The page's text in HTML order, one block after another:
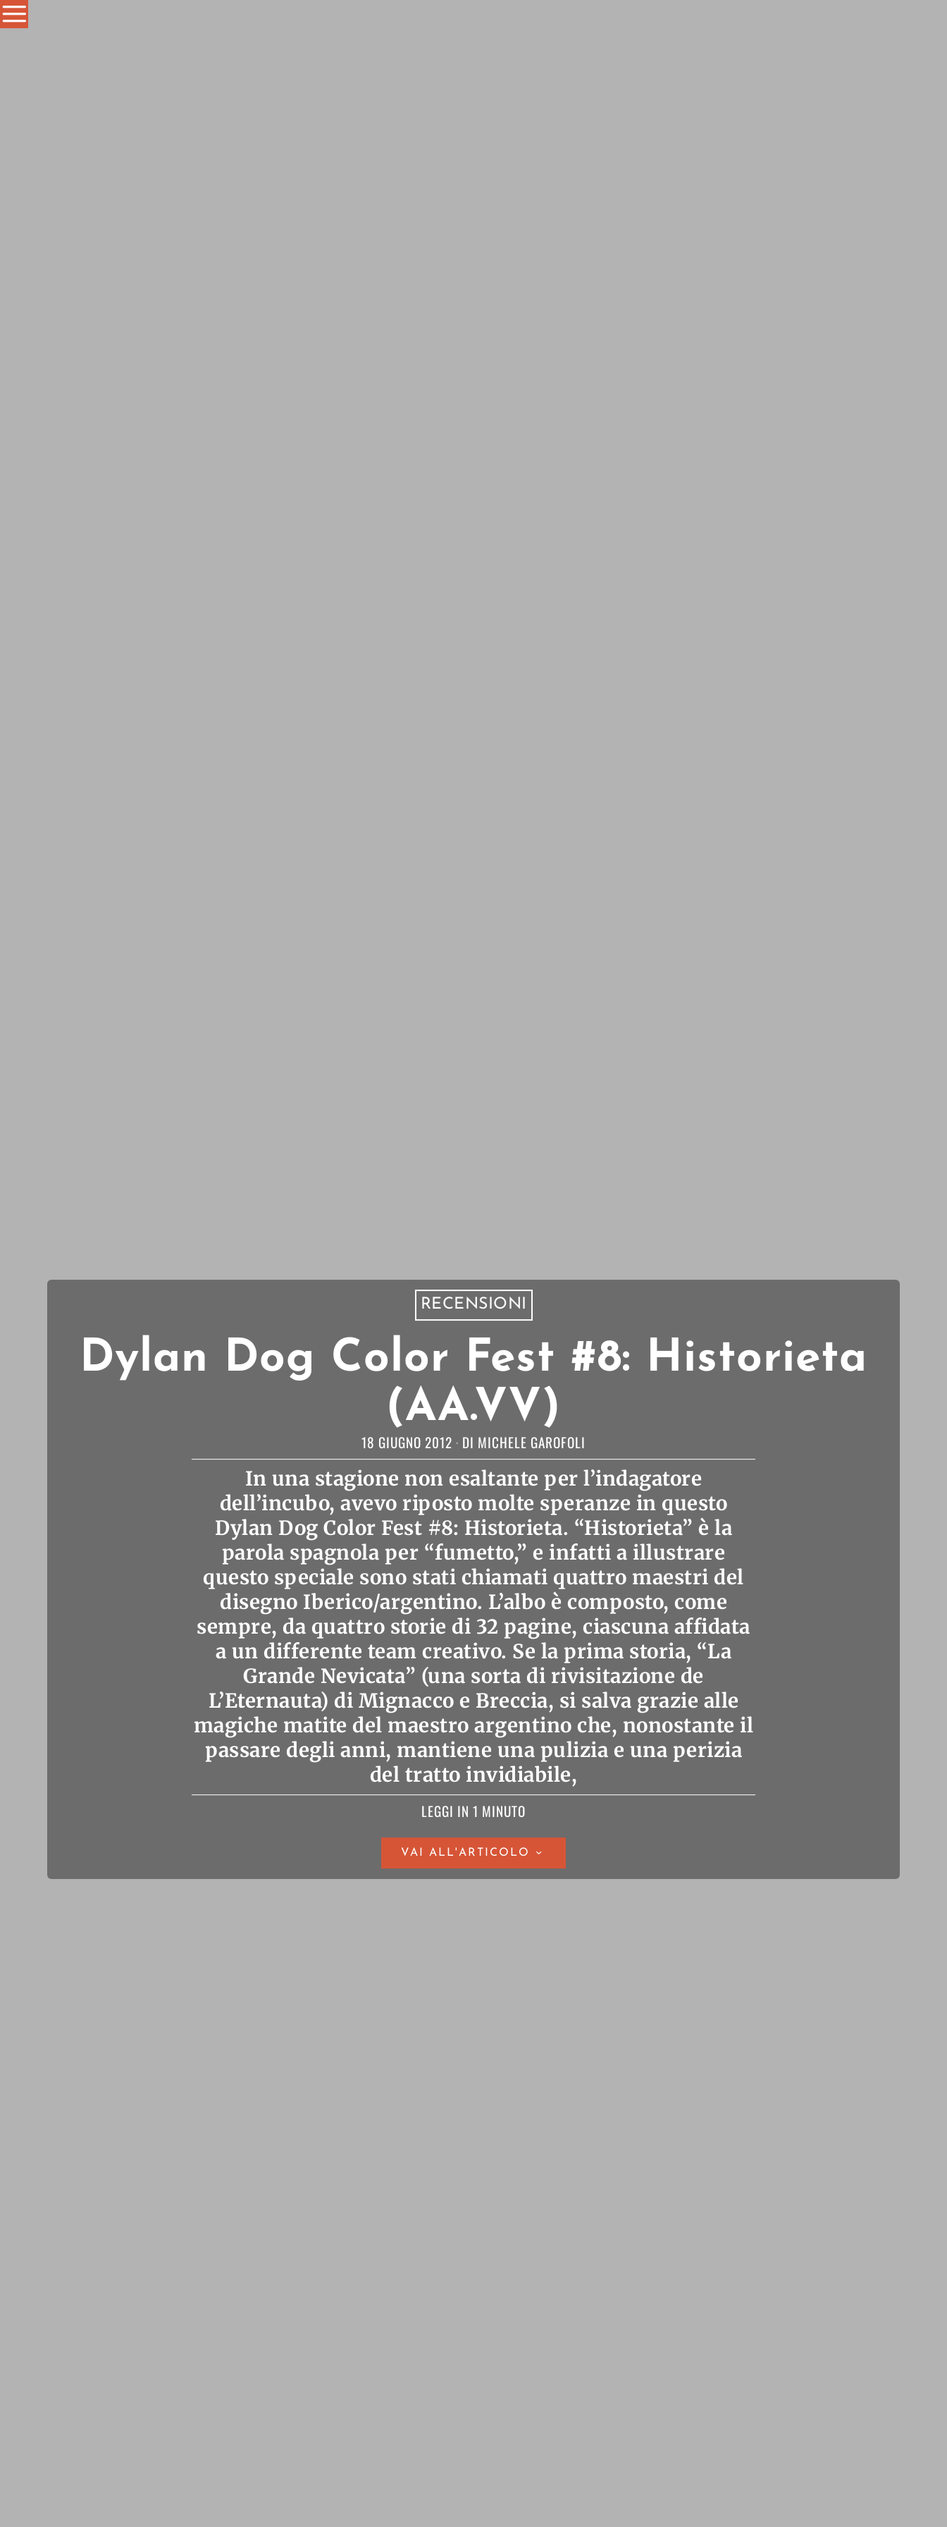
RECENSIONI
Dylan Dog Color Fest #8: Historieta
(AA.VV)
18 GIUGNO 2012 DI MICHELE GAROFOLI
In una stagione non esaltante per l’indagatore
dell’incubo, avevo riposto molte speranze in questo
Dylan Dog Color Fest #8: Historieta. “Historieta” è la
parola spagnola per “fumetto,” e infatti a illustrare
questo speciale sono stati chiamati quattro maestri del
disegno Iberico/argentino. L’albo è composto, come
sempre, da quattro storie di 32 pagine, ciascuna affidata
a un differente team creativo. Se la prima storia, “La
Grande Nevicata” (una sorta di rivisitazione de
L’Eternauta) di Mignacco e Breccia, si salva grazie alle
magiche matite del maestro argentino che, nonostante il
passare degli anni, mantiene una pulizia e una perizia
del tratto invidiabile,
LEGGI IN 1 MINUTO
VAI ALL'ARTICOLO